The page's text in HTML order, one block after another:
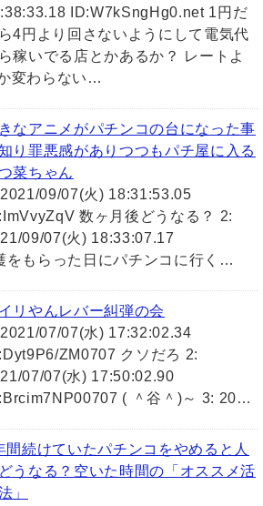
ID:W7kSngHg0.net 1円だ
4円より回さないようにして電気代
稼いでる店とかあるか？ レートよ
変わらない…
なアニメがパチンコの台になった事
り罪悪感がありつつもパチ屋に入る
菜ちゃん
09/07(火) 18:31:53.05
数ヶ月後どうなる？ 2:
09/07(火) 18:33:07.17
をもらった日にパチンコに行く…
リやんレバー糾弾の会
07/07(水) 17:32:02.34
ZM0707 クソだろ 2:
07/07(水) 17:50:02.90
( ＾谷＾)～ 3: 20…
間続けていたパチンコをやめると人
うなる？空いた時間の「オススメ活
」